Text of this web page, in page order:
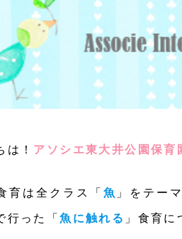
は！ アソシエ東大井公園保育
育は全クラス「 魚 」をテー
行った「魚に触れる 」食育に